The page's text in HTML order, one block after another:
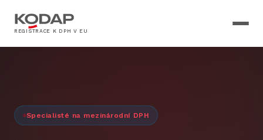
REGISTRACE K DPH V EU
Specialisté na mezinárodní DPH